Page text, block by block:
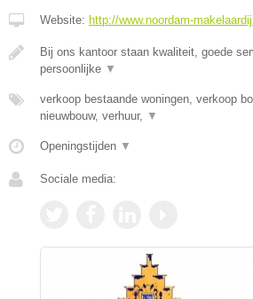
Website: http://www.noordam-
Bij ons kantoor staan kwaliteit, goede
persoonlijke ▼
verkoop bestaande woningen, verkoop
nieuwbouw, verhuur, ▼
Openingstijden ▼
Sociale media: